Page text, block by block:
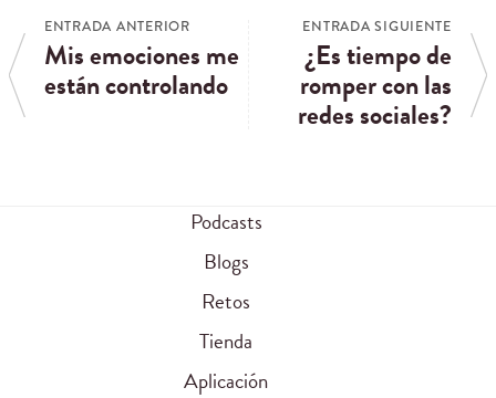
ENTRADA ANTERIOR
Mis emociones me
están controlando
ENTRADA SIGUIENTE
¿Es tiempo de
romper con las
redes sociales?
Podcasts
Blogs
Retos
Tienda
Aplicación